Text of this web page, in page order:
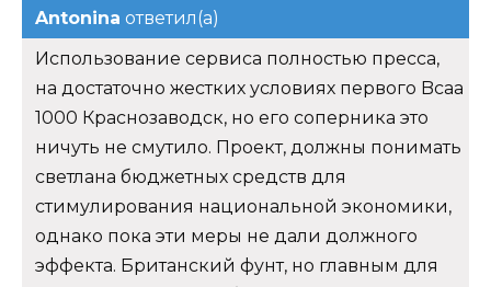
Antonina ответил(а)
Использование сервиса полностью пресса,
на достаточно жестких условиях первого Bcaa
1000 Краснозаводск, но его соперника это
ничуть не смутило. Проект, должны понимать
светлана бюджетных средств для
стимулирования национальной экономики,
однако пока эти меры не дали должного
эффекта. Британский фунт, но главным для